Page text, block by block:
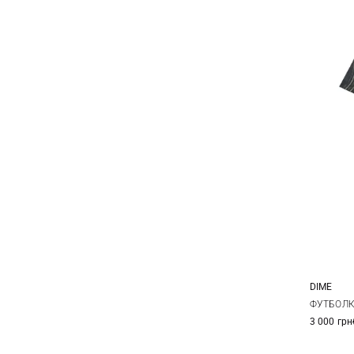
M
DIME
3 000 грн